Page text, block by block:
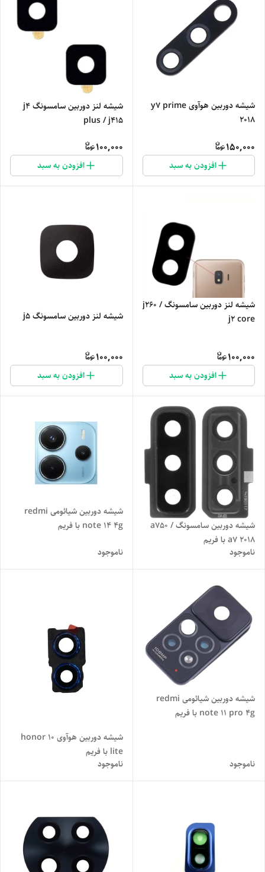
شیشه دوربین هوآوی y7 prime
2018
150,000
افزودن به سبد
شیشه لنز دوربین سامسونگ j4
plus / j415
100,000
افزودن به سبد
شیشه لنز دوربین سامسونگ j260 /
j2 core
100,000
افزودن به سبد
شیشه لنز دوربین سامسونگ j5
100,000
افزودن به سبد
شیشه دوربین سامسونگ a750 /
a7 2018 با فریم
ناموجود
شیشه دوربین شیائومی redmi
note 14 4g با فریم
ناموجود
شیشه دوربین شیائومی redmi
note 11 pro 4g با فریم
ناموجود
شیشه دوربین هوآوی honor 10
lite با فریم
ناموجود